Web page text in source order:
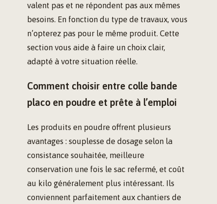
valent pas et ne répondent pas aux mêmes
besoins. En fonction du type de travaux, vous
n’opterez pas pour le même produit. Cette
section vous aide à faire un choix clair,
adapté à votre situation réelle.
Comment choisir entre colle bande
placo en poudre et prête à l’emploi
Les produits en poudre offrent plusieurs
avantages : souplesse de dosage selon la
consistance souhaitée, meilleure
conservation une fois le sac refermé, et coût
au kilo généralement plus intéressant. Ils
conviennent parfaitement aux chantiers de